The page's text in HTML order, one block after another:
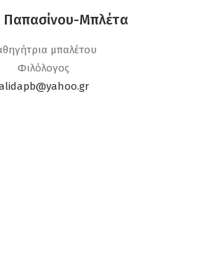
Παπασίνου-Μπλέτα
μπαλέτου
Φιλόλογος